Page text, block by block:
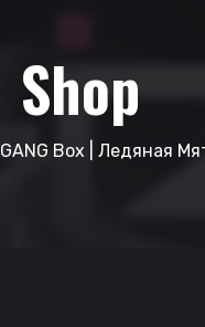
Shop
GANG Box | Ледяная